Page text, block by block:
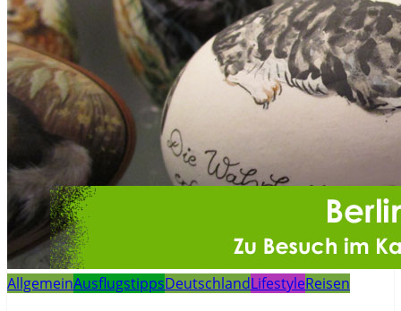
AllgemeinAusflugstippsDeutschlandLifestyleReisen